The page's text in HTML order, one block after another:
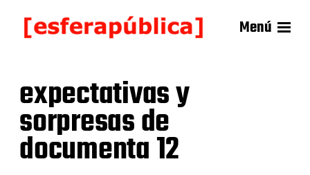
Menú
expectativas y
sorpresas de
documenta 12